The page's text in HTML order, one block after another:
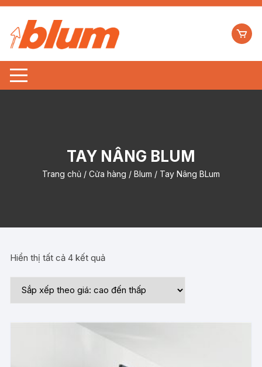
TAY NÂNG BLUM
Trang chủ/ Cửa hàng / Blum / Tay Nâng BLum
Hiển thị tất cả 4 kết quả